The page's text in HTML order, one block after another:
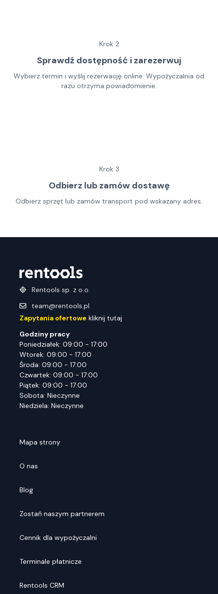
Krok 2
Sprawdź dostępność i zarezerwuj
Wybierz termin i wyślij rezerwację online. Wypożyczalnia od
razu otrzyma powiadomienie.
Krok 3
Odbierz lub zamów dostawę
Odbierz sprzęt lub zamów transport pod wskazany adres.
Rentools sp. z o.o.
team@rentools.pl
Zapytania ofertowe kliknij tutaj
Godziny pracy
Poniedziałek: 09:00 - 17:00
Wtorek: 09:00 - 17:00
Środa: 09:00 - 17:00
Czwartek: 09:00 - 17:00
Piątek: 09:00 - 17:00
Sobota: Nieczynne
Niedziela: Nieczynne
Mapa strony
O nas
Blog
Zostań naszym partnerem
Cennik dla wypożyczalni
Terminale płatnicze
Rentools CRM